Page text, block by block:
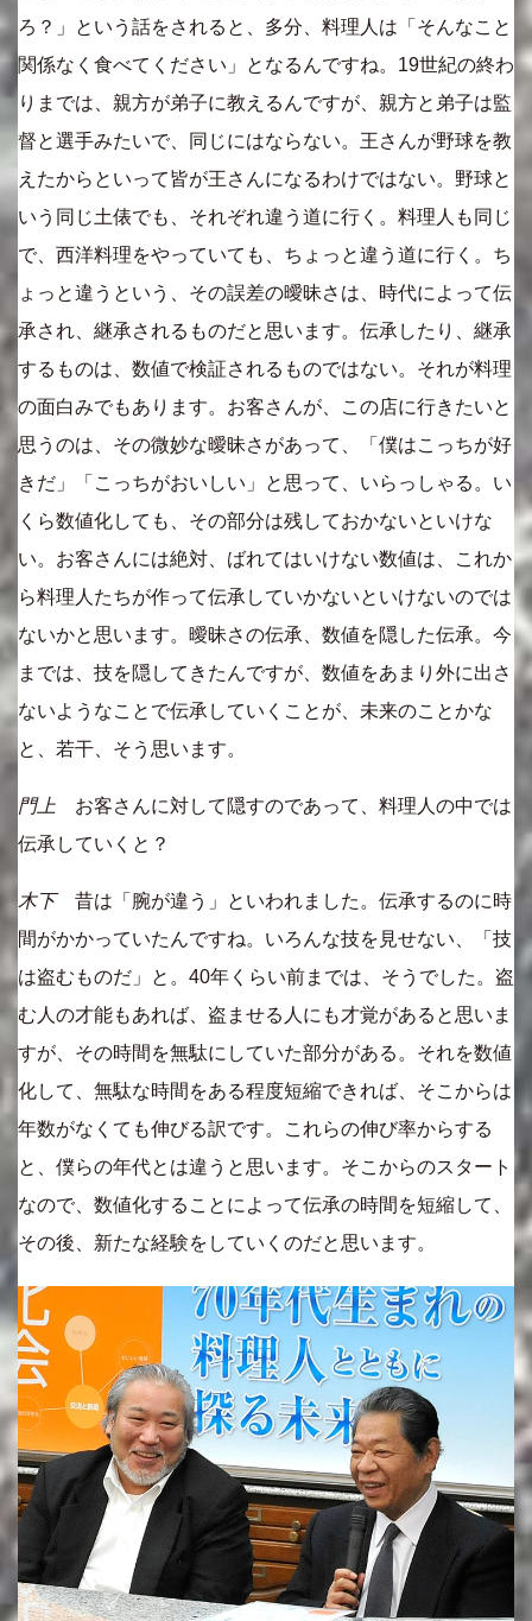
ろ？」という話をされると、多分、料理人は「そんなこと
関係なく食べてください」となるんですね。19世紀の終わ
りまでは、親方が弟子に教えるんですが、親方と弟子は監
督と選手みたいで、同じにはならない。王さんが野球を教
えたからといって皆が王さんになるわけではない。野球と
いう同じ土俵でも、それぞれ違う道に行く。料理人も同じ
で、西洋料理をやっていても、ちょっと違う道に行く。ち
ょっと違うという、その誤差の曖昧さは、時代によって伝
承され、継承されるものだと思います。伝承したり、継承
するものは、数値で検証されるものではない。それが料理
の面白みでもあります。お客さんが、この店に行きたいと
思うのは、その微妙な曖昧さがあって、「僕はこっちが好
きだ」「こっちがおいしい」と思って、いらっしゃる。い
くら数値化しても、その部分は残しておかないといけな
い。お客さんには絶対、ばれてはいけない数値は、これか
ら料理人たちが作って伝承していかないといけないのでは
ないかと思います。曖昧さの伝承、数値を隠した伝承。今
までは、技を隠してきたんですが、数値をあまり外に出さ
ないようなことで伝承していくことが、未来のことかな
と、若干、そう思います。
門上 お客さんに対して隠すのであって、料理人の中では
伝承していくと？
木下昔は「腕が違う」といわれました。伝承するのに時
間がかかっていたんですね。いろんな技を見せない、「技
は盗むものだ」と。40年くらい前までは、そうでした。盗
む人の才能もあれば、盗ませる人にも才覚があると思いま
すが、その時間を無駄にしていた部分がある。それを数値
化して、無駄な時間をある程度短縮できれば、そこからは
年数がなくても伸びる訳です。これらの伸び率からする
と、僕らの年代とは違うと思います。そこからのスタート
なので、数値化することによって伝承の時間を短縮して、
その後、新たな経験をしていくのだと思います。